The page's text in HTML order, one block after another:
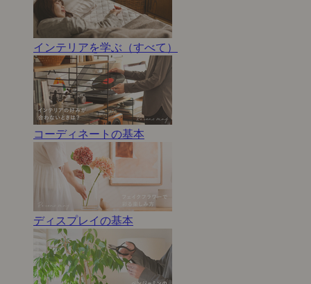
インテリアを学ぶ（すべて）
コーディネートの基本
ディスプレイの基本